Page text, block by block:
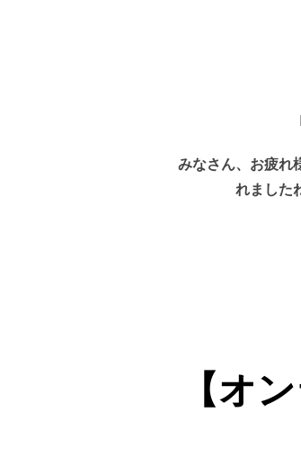
みなさん、お疲れ
れました
【オ